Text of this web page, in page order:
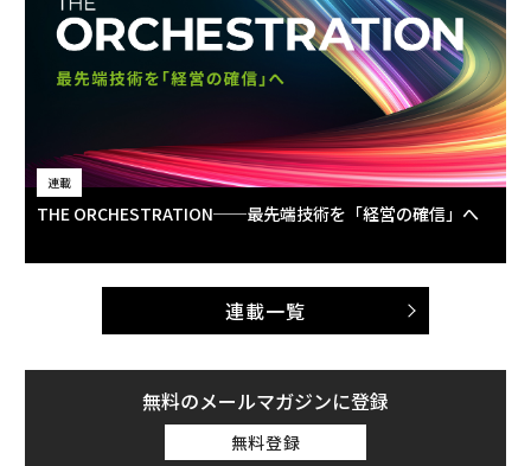
連載
THE ORCHESTRATION──最先端技術を「経営の確信」へ
連載一覧
無料のメールマガジンに登録
無料登録